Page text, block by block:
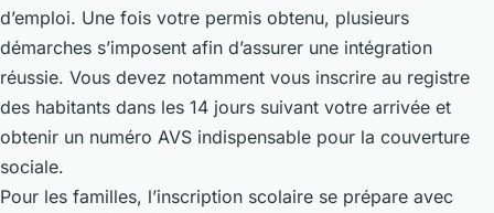
d’emploi. Une fois votre permis obtenu, plusieurs
démarches s’imposent afin d’assurer une intégration
réussie. Vous devez notamment vous inscrire au registre
des habitants dans les 14 jours suivant votre arrivée et
obtenir un numéro AVS indispensable pour la couverture
sociale.
Pour les familles, l’inscription scolaire se prépare avec